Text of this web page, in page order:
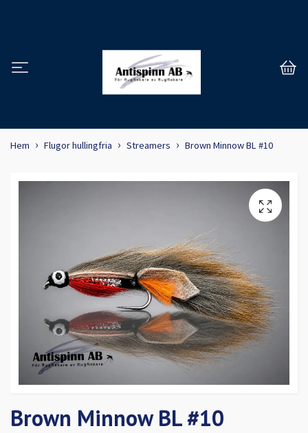
Hem Flugor hullingfria Streamers Brown Minnow BL #10
Brown Minnow BL #10